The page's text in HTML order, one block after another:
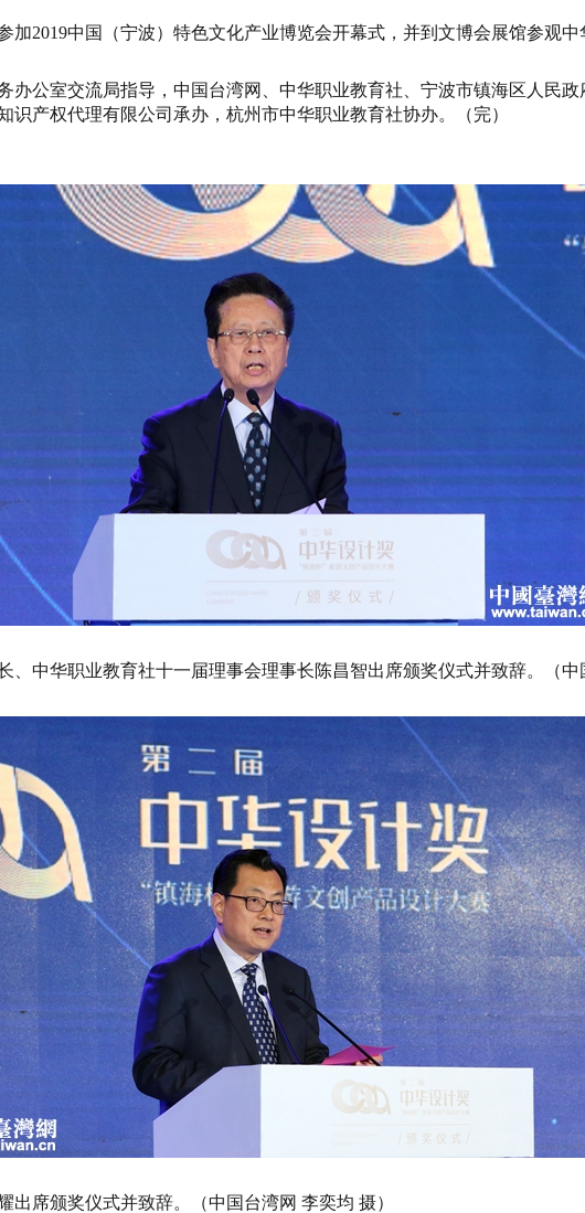
2019中国（宁波）特色文化产业博览会开幕式，并到文博会展馆参观中
公室交流局指导，中国台湾网、中华职业教育社、宁波市镇海区人民政
识产权代理有限公司承办，杭州市中华职业教育社协办。（完）
、中华职业教育社十一届理事会理事长陈昌智出席颁奖仪式并致辞。（中
出席颁奖仪式并致辞。（中国台湾网 李奕均 摄）